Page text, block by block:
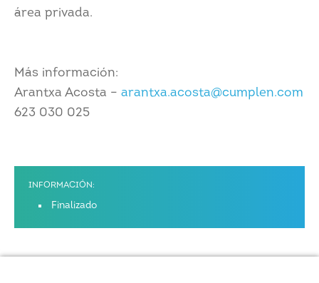
área privada.
Más información:
Arantxa Acosta – arantxa.acosta@cumplen.com
623 030 025
INFORMACIÓN:
Finalizado